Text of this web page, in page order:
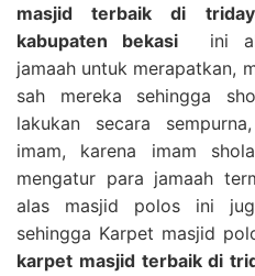
masjid terbaik di
kabupaten bekasi ini
jamaah untuk merapatkan,
sah mereka sehingga
lakukan secara
imam, karena imam
mengatur para jamaah
alas masjid polos ini
sehingga Karpet masjid
karpet masjid terbaik di